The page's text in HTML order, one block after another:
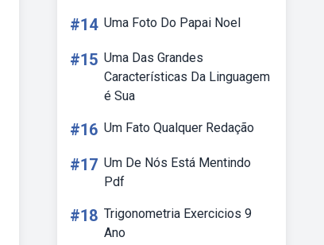
#14 Uma Foto Do Papai Noel
#15 Uma Das Grandes
Características Da Linguagem
é Sua
#16 Um Fato Qualquer Redação
#17 Um De Nós Está Mentindo
Pdf
#18 Trigonometria Exercicios 9
Ano